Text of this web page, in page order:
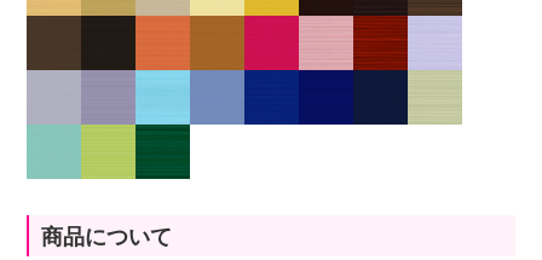
商品について